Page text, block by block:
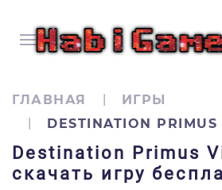
ГЛАВНАЯ
ИГРЫ
DESTINATION PRIMUS
Destination Primus
скачать игру